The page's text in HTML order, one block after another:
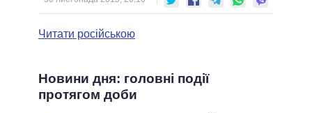
Читати російською
Новини дня: головні події
протягом доби